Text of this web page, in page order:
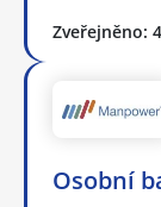
Zveřejněno:
Osobní